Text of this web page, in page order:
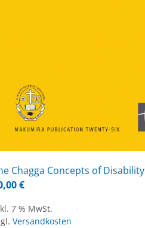
Chag­ga Con­cepts of Di­sa­bi­li­ty
€
7 % MwSt.
Versandkosten